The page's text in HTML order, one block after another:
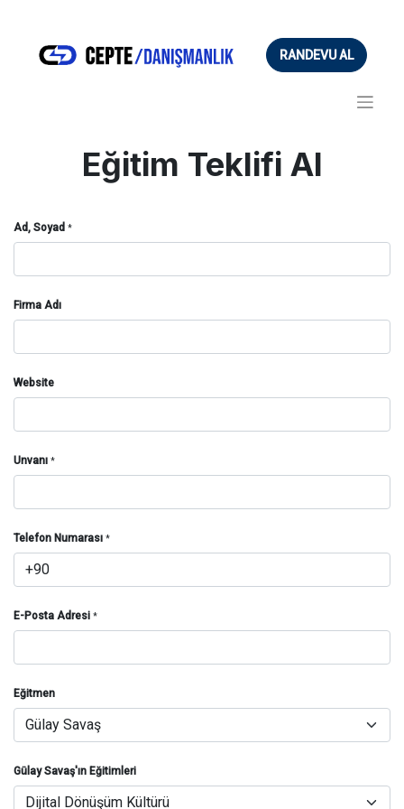
RANDEVU AL
Eğitim Teklifi Al
Ad, Soyad *
Firma Adı
Website
Unvanı *
Telefon Numarası *
E-Posta Adresi *
Eğitmen
Gülay Savaş'ın Eğitimleri